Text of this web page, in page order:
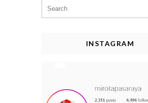
for:
INSTAGRAM